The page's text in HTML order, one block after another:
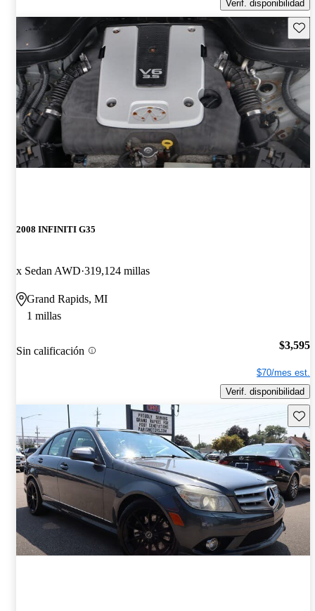
Verif. disponibilidad
2008 INFINITI G35
x Sedan AWD 319,124 millas
Grand Rapids, MI
1 millas
Sin calificación $3,595
$70/mes est.
Verif. disponibilidad